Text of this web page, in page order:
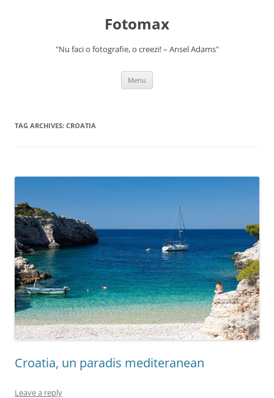
Fotomax
"Nu faci o fotografie, o creezi! – Ansel Adams"
Menu
TAG ARCHIVES: CROATIA
Croatia, un paradis mediteranean
Leave a reply